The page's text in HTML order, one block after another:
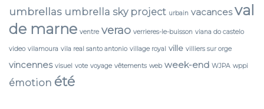
umbrellas umbrella sky project urbain vacances val
de marne ventre verao verrieres-le-buisson viana do castelo
video vilamoura vila real santo antonio village royal ville villiers sur orge
vincennes visuel vote voyage vêtements web week-end WJPA wppi
émotion été